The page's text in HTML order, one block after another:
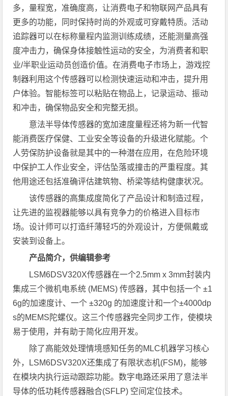
多，量程宽，准确度高，让消费电子和物联网产品具有
更多的功能，同时保持时尚的外观或可穿戴特质。活动
追踪器可以在标称量程内监测训练成绩，还能测量高强
度冲击力，确保身体接触性运动的安全，为消费者和职
业/半职业运动员创造价值。在消费电子市场上，游戏控
制器利用这个传感器可以检测快速运动和冲击，提升用
户体验。智能标签可以粘贴在物品上，记录运动、振动
和冲击，确保物品安全和完整无损。
意法半导体传感器的宽加速度量程还将为新一代智
能消费医疗保健、工业安全等设备的升级进化赋能。个
人劳保防护设备就是其中的一种潜在应用，在危险环境
中保护工人作业安全，评估坠落或撞击的严重程度。其
他用途还包括准确评估建筑物、桥梁等结构健康状况。
该传感器的高集成度简化了产品设计和制造过程，
让先进的监视器能够以具有竞争力的价格进入目标市
场。设计师可以打造纤薄轻巧的外观设计，方便佩戴或
安装到设备上。
产品简介，供编辑参考
LSM6DSV320X传感器在一个2.5mm x 3mm封装内
集成三个微机电系统 (MEMS) 传感器，其中包括一个 ±1
6g的加速度计、一个 ±320g 的加速度计和一个±4000dp
s的MEMS陀螺仪。这三个传感器完全同步工作，使模块
易于使用，并有助于简化应用开发。
除了高能效处理情境感知任务的MLC机器学习核心
外，LSM6DSV320X还集成了有限状态机(FSM)，能够
在模块内执行运动跟踪功能。数字电路还采用了意法半
导体的低功耗传感器融合(SFLP) 空间定位技术。